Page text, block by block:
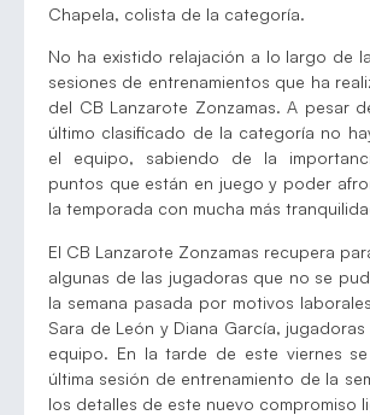
Chapela, colista de la categoría.
No ha existido relajación a lo largo de
sesiones de entrenamientos que ha
del CB Lanzarote Zonzamas. A pesar
último clasificado de la categoría no
el equipo, sabiendo de la
puntos que están en juego y poder
la temporada con mucha más
El CB Lanzarote Zonzamas recupera
algunas de las jugadoras que no se
la semana pasada por motivos
Sara de León y Diana García,
equipo. En la tarde de este viernes
última sesión de entrenamiento de la
los detalles de este nuevo compromiso